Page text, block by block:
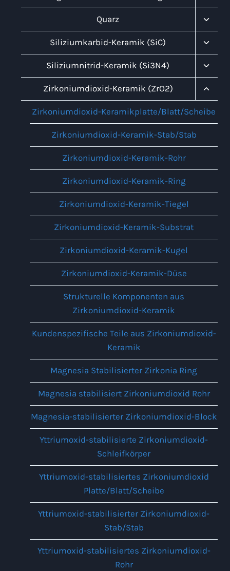
Quarz
Siliziumkarbid-Keramik (SiC)
Siliziumnitrid-Keramik (Si3N4)
Zirkoniumdioxid-Keramik (ZrO2)
Zirkoniumdioxid-Keramikplatte/Blatt/Scheibe
Zirkoniumdioxid-Keramik-Stab/Stab
Zirkoniumdioxid-Keramik-Rohr
Zirkoniumdioxid-Keramik-Ring
Zirkoniumdioxid-Keramik-Tiegel
Zirkoniumdioxid-Keramik-Substrat
Zirkoniumdioxid-Keramik-Kugel
Zirkoniumdioxid-Keramik-Düse
Strukturelle Komponenten aus
Zirkoniumdioxid-Keramik
Kundenspezifische Teile aus Zirkoniumdioxid-
Keramik
Magnesia Stabilisierter Zirkonia Ring
Magnesia stabilisiert Zirkoniumdioxid Rohr
Magnesia-stabilisierter Zirkoniumdioxid-Block
Yttriumoxid-stabilisierte Zirkoniumdioxid-
Schleifkörper
Yttriumoxid-stabilisiertes Zirkoniumdioxid
Platte/Blatt/Scheibe
Yttriumoxid-stabilisierter Zirkoniumdioxid-
Stab/Stab
Yttriumoxid-stabilisiertes Zirkoniumdioxid-
Rohr